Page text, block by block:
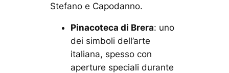
Stefano e Capodanno.
Pinacoteca di Brera: uno
dei simboli dell’arte
italiana, spesso con
aperture speciali durante